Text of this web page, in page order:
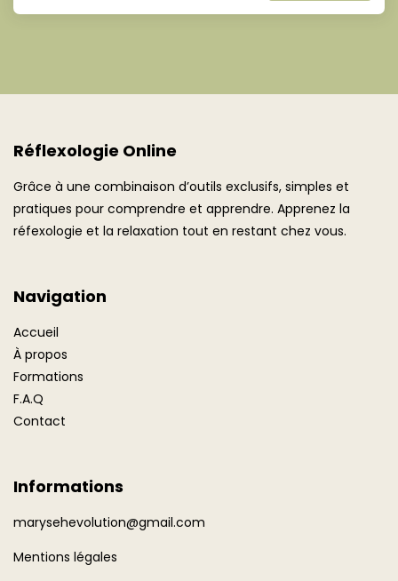
Réflexologie Online
Grâce à une combinaison d’outils exclusifs, simples et
pratiques pour comprendre et apprendre. Apprenez la
réfexologie et la relaxation tout en restant chez vous.
Navigation
Accueil
À propos
Formations
F.A.Q
Contact
Informations
marysehevolution@gmail.com
Mentions légales